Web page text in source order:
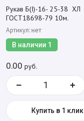
Рукав Б(I)-16- 25-38 ХЛ
ГОСТ18698-79 10м.
Артикул: нет
В наличии 1
0.00 руб.
Купить в 1 клик